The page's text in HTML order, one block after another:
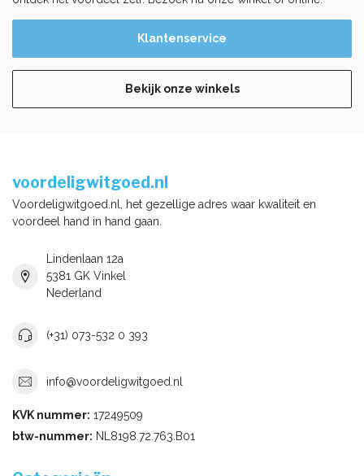
Klantenservice
Bekijk onze winkels
voordeligwitgoed.nl
Voordeligwitgoed.nl, het gezellige adres waar kwaliteit en
voordeel hand in hand gaan.
Lindenlaan 12a
5381 GK Vinkel
Nederland
(+31) 073-532 0 393
info@voordeligwitgoed.nl
KVK nummer: 17249509
btw-nummer: NL8198.72.763.B01